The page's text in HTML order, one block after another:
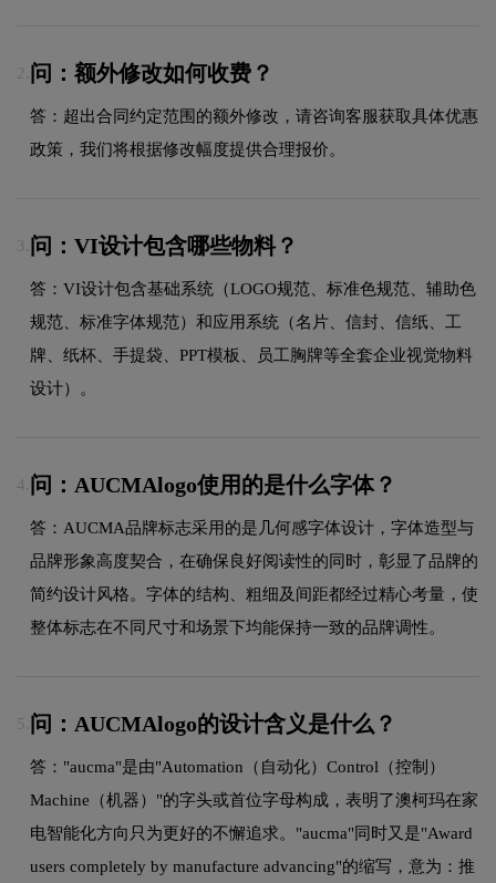
2. 问：额外修改如何收费？
答：超出合同约定范围的额外修改，请咨询客服获取具体优惠
政策，我们将根据修改幅度提供合理报价。
3. 问：VI设计包含哪些物料？
答：VI设计包含基础系统（LOGO规范、标准色规范、辅助色
规范、标准字体规范）和应用系统（名片、信封、信纸、工
牌、纸杯、手提袋、PPT模板、员工胸牌等全套企业视觉物料
设计）。
4. 问：AUCMAlogo使用的是什么字体？
答：AUCMA品牌标志采用的是几何感字体设计，字体造型与
品牌形象高度契合，在确保良好阅读性的同时，彰显了品牌的
简约设计风格。字体的结构、粗细及间距都经过精心考量，使
整体标志在不同尺寸和场景下均能保持一致的品牌调性。
5. 问：AUCMAlogo的设计含义是什么？
答："aucma"是由"Automation（自动化）Control（控制）
Machine（机器）"的字头或首位字母构成，表明了澳柯玛在家
电智能化方向只为更好的不懈追求。"aucma"同时又是"Award
users completely by manufacture advancing"的缩写，意为：推